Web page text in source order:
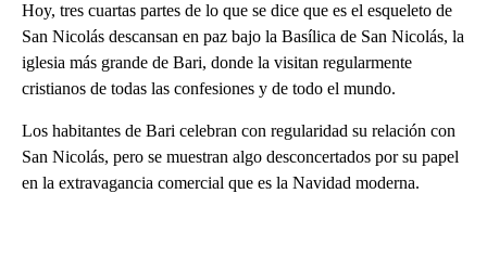
Hoy, tres cuartas partes de lo que se dice que es el esqueleto de
San Nicolás descansan en paz bajo la Basílica de San Nicolás, la
iglesia más grande de Bari, donde la visitan regularmente
cristianos de todas las confesiones y de todo el mundo.
Los habitantes de Bari celebran con regularidad su relación con
San Nicolás, pero se muestran algo desconcertados por su papel
en la extravagancia comercial que es la Navidad moderna.